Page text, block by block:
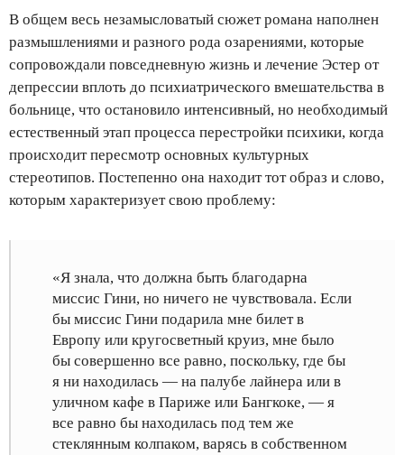
В общем весь незамысловатый сюжет романа наполнен
размышлениями и разного рода озарениями, которые
сопровождали повседневную жизнь и лечение Эстер от
депрессии вплоть до психиатрического вмешательства в
больнице, что остановило интенсивный, но необходимый
естественный этап процесса перестройки психики, когда
происходит пересмотр основных культурных
стереотипов. Постепенно она находит тот образ и слово,
которым характеризует свою проблему:
«Я знала, что должна быть благодарна
миссис Гини, но ничего не чувствовала. Если
бы миссис Гини подарила мне билет в
Европу или кругосветный круиз, мне было
бы совершенно все равно, поскольку, где бы
я ни находилась — на палубе лайнера или в
уличном кафе в Париже или Бангкоке, — я
все равно бы находилась под тем же
стеклянным колпаком, варясь в собственном